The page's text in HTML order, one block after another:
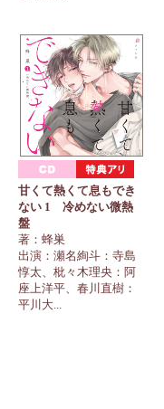
甘くて熱くて息もでき
ない 1 冷めない微熱
盤
著：蜂巣
出演：瀬名絢斗：寺島
惇太、枇々木理央：阿
座上洋平、春川直樹：
平川大...